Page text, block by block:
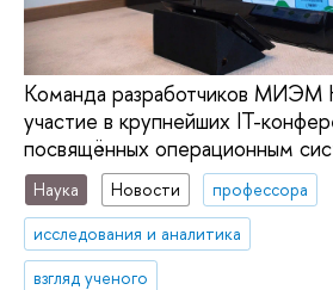
Команда разработчиков
участие в крупнейших IT-
посвящённых операционным
Наука Новости
профессора
исследования и аналитика
взгляд ученого